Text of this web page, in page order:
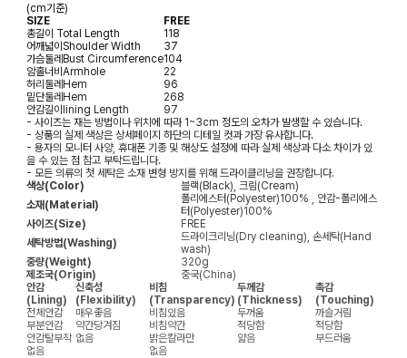
(cm기준)
SIZE
FREE
총길이 Total Length
118
어깨넓이Shoulder Width
37
가슴둘레Bust Circumference104
암홀너비Armhole
22
허리둘레Hem
96
밑단둘레Hem
268
안감길이lining Length
97
- 사이즈는 재는 방법이나 위치에 따라 1~3cm 정도의 오차가 발생할 수 있습니다.
- 상품의 실제 색상은 상세페이지 하단의 디테일 컷과 가장 유사합니다.
- 용자의 모니터 사양, 휴대폰 기종 및 해상도 설정에 따라 실제 색상과 다소 차이가 있
을 수 있는 점 참고 부탁드립니다.
- 모든 의류의 첫 세탁은 소재 변형 방지를 위해 드라이클리닝을 권장합니다.
색상(Color)
블랙(Black), 크림(Cream)
소재(Material)
폴리에스터(Polyester)100% , 안감-폴리에스
터(Polyester)100%
사이즈(Size)
FREE
세탁방법(Washing)
드라이크리닝(Dry cleaning), 손세탁(Hand
wash)
중량(Weight)
320g
제조국(Origin)
중국(China)
안감
(Lining)
신축성
(Flexibility)
비침
(Transparency)
두께감
(Thickness)
촉감
(Touching)
전체안감
매우좋음 비침있음 두꺼움
까슬거림
부분안감
약간당겨짐 비침약간 적당함
적당함
안감탈부착 없음 밝은칼라만 얇음
부드러움
없음
없음